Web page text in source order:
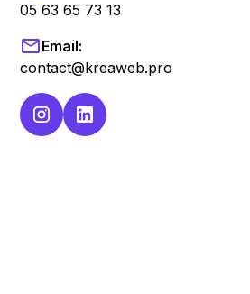
05 63 65 73 13
Email:
contact@kreaweb.pro